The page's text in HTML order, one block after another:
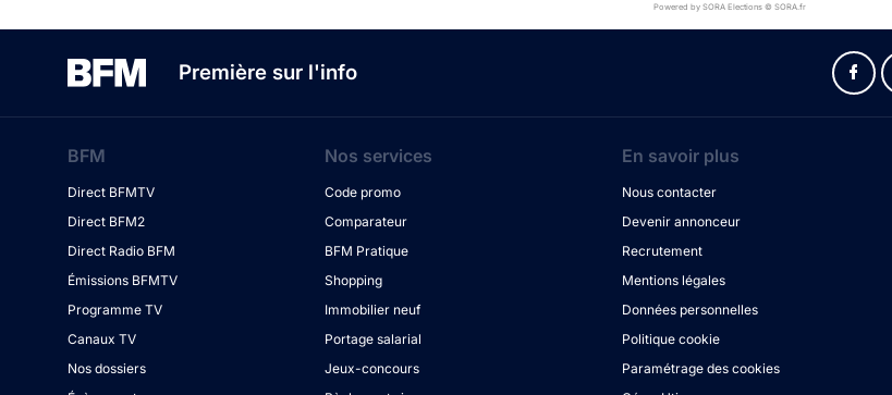
Powered by SORA Elections © SORA.fr
Première sur l'info
BFM
Direct BFMTV
Direct BFM2
Direct Radio BFM
Émissions BFMTV
Programme TV
Canaux TV
Nos dossiers
Nos services
Code promo
Comparateur
BFM Pratique
Shopping
Immobilier neuf
Portage salarial
Jeux-concours
En savoir plus
Nous contacter
Devenir annonceur
Recrutement
Mentions légales
Données personnelles
Politique cookie
Paramétrage des cookies